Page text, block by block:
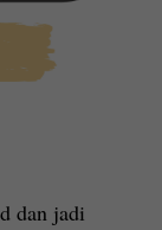
dan jadi